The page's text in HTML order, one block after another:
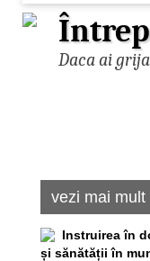
Daca ai
vezi mai mult
Instruirea în
și sănătății în